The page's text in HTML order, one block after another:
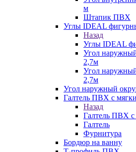
м
Штапик ПВХ
Углы IDEAL
Назад
Углы IDEAL
Угол
2,7м
Угол
2,7м
Угол наружный
Галтель ПВХ с
Назад
Галтель ПВХ с
Галтель
Фурнитура
Бордюр на ванну